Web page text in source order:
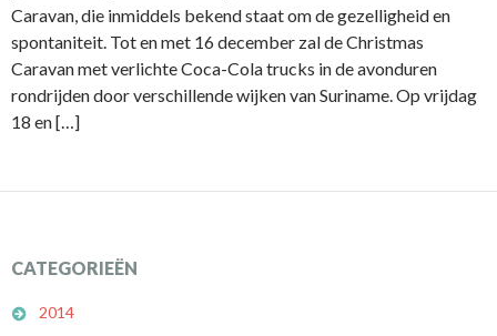
Caravan, die inmiddels bekend staat om de gezelligheid en
spontaniteit. Tot en met 16 december zal de Christmas
Caravan met verlichte Coca-Cola trucks in de avonduren
rondrijden door verschillende wijken van Suriname. Op vrijdag
18 en […]
CATEGORIEËN
2014